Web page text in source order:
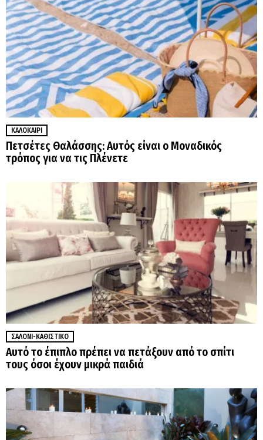
ΚΑΛΟΚΑΊΡΙ
Πετσέτες Θαλάσσης: Αυτός είναι ο Μοναδικός
τρόπος για να τις Πλένετε
ΣΑΛΌΝΙ-ΚΑΘΙΣΤΙΚΌ
Αυτό το έπιπλο πρέπει να πετάξουν από το σπίτι
τους όσοι έχουν μικρά παιδιά